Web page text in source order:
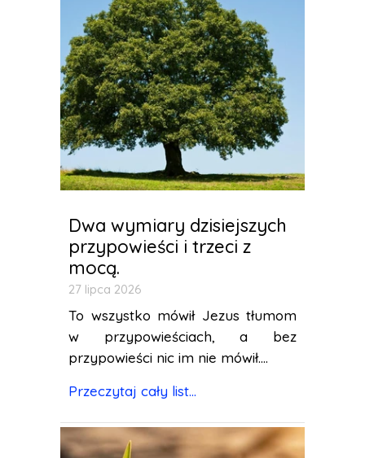
Dwa wymiary dzisiejszych
przypowieści i trzeci z
mocą.
27 lipca 2026
To wszystko mówił Jezus tłumom
w przypowieściach, a bez
przypowieści nic im nie mówił....
Przeczytaj cały list...